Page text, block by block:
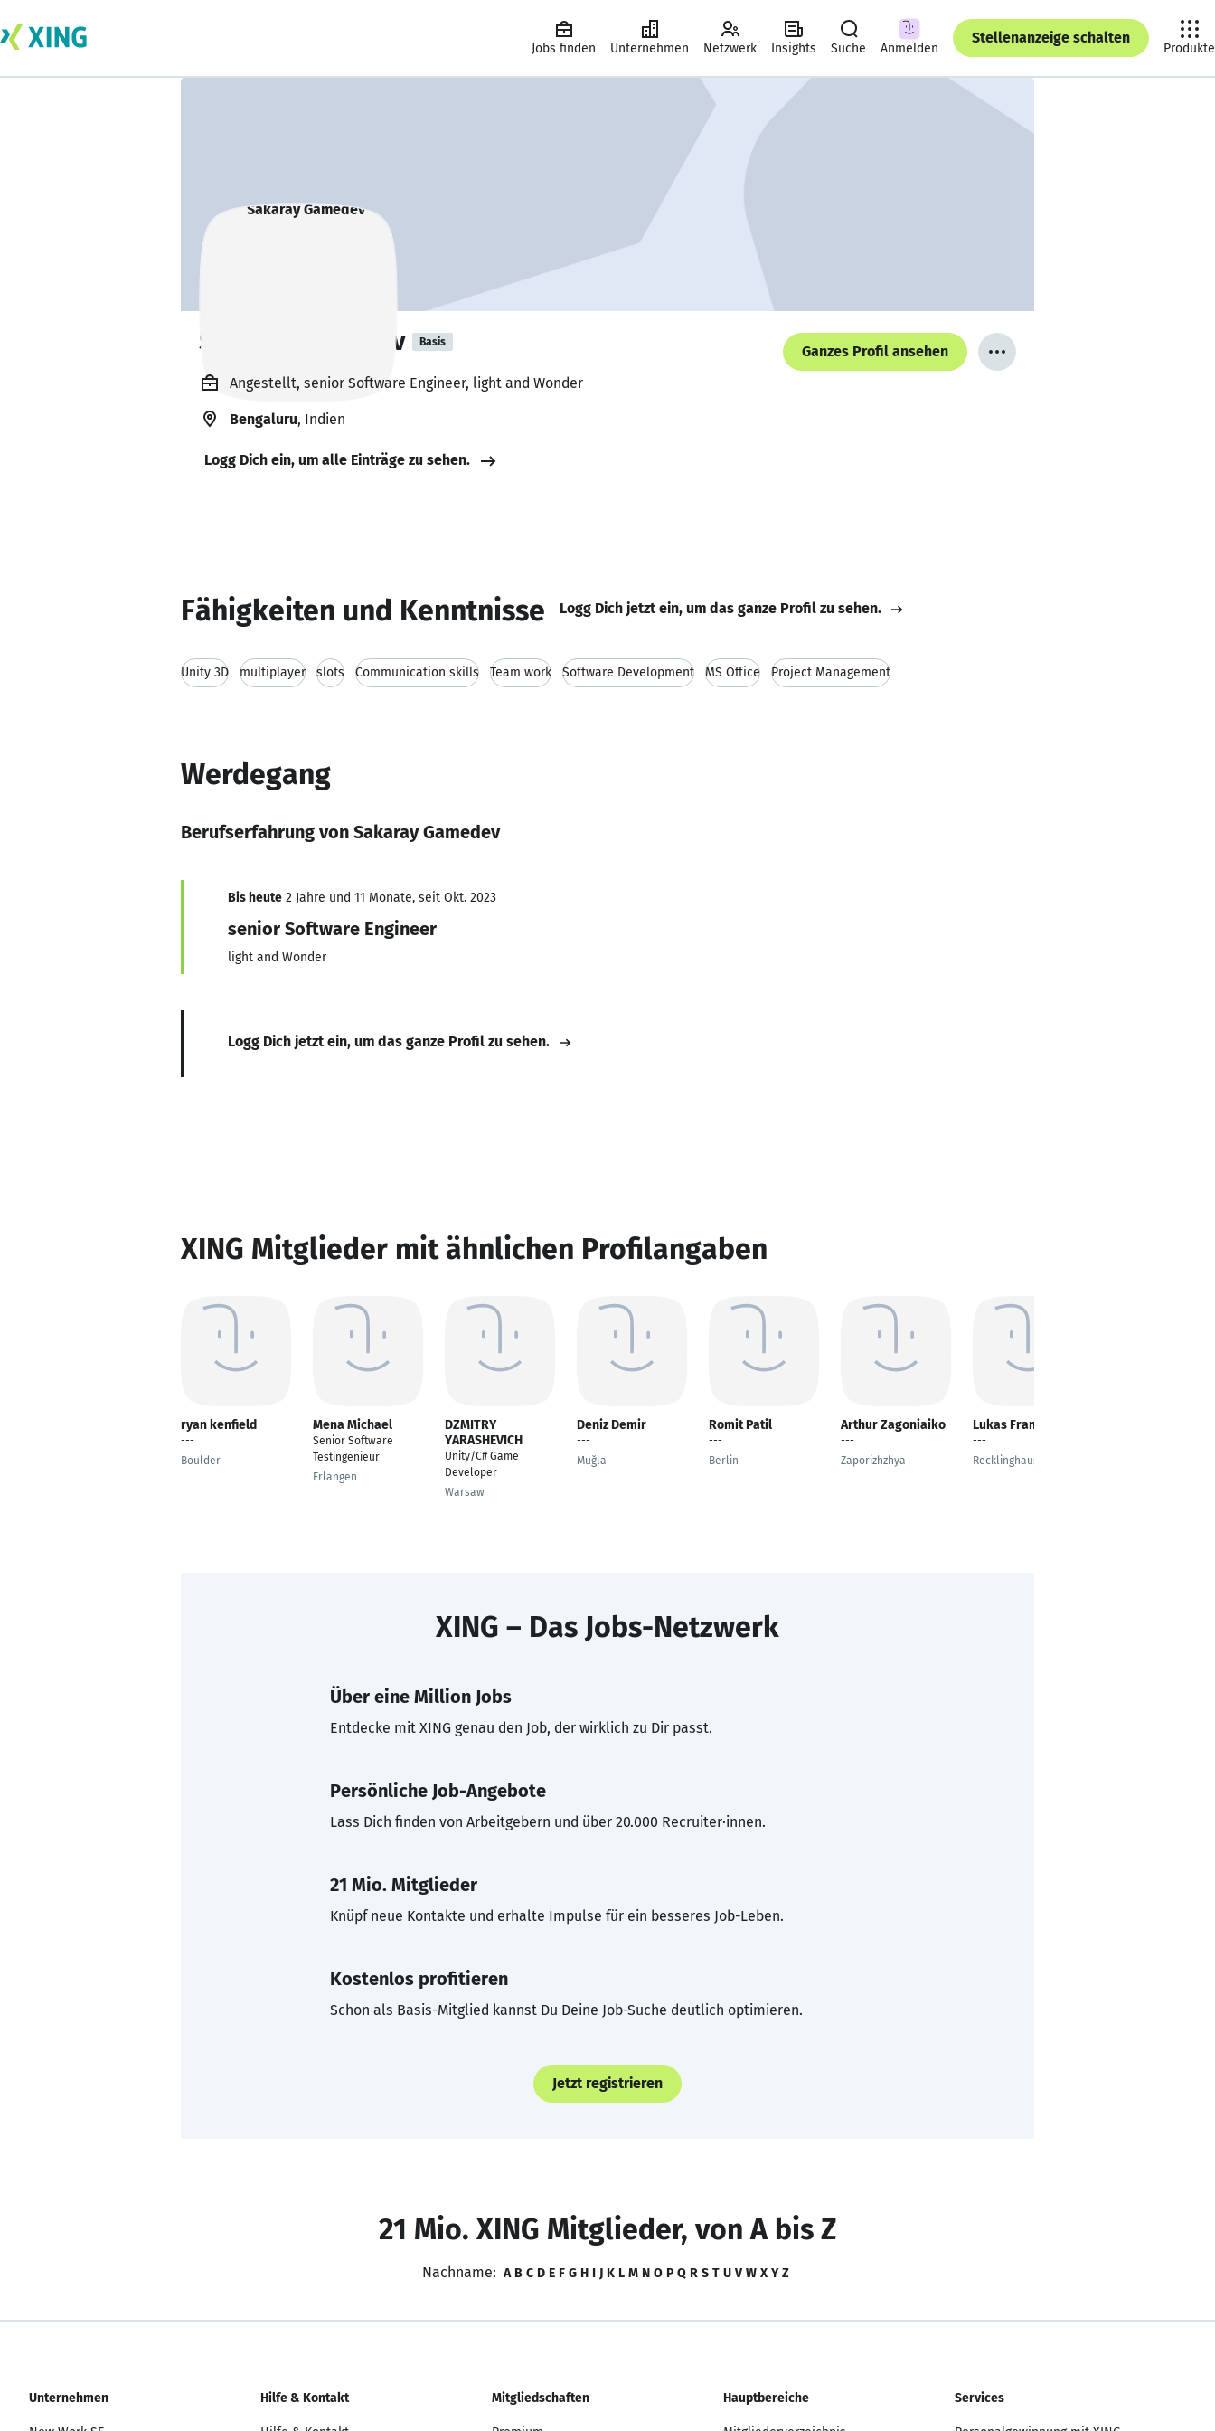
Jobs finden Unternehmen Netzwerk Insights Suche Anmelden
Stellenanzeige schalten
Produkte
Sakaray Gamedev Basis
Ganzes Profil ansehen
Angestellt, senior Software Engineer, light and Wonder
Bengaluru, Indien
Logg Dich ein, um alle Einträge zu sehen.
Fähigkeiten und Kenntnisse Logg Dich jetzt ein, um das ganze Profil zu sehen.
Unity 3D multiplayer slots Communication skills Team work Software Development MS Office Project Management
Werdegang
Berufserfahrung von Sakaray Gamedev
Bis heute 2 Jahre und 11 Monate, seit Okt. 2023
senior Software Engineer
light and Wonder
Logg Dich jetzt ein, um das ganze Profil zu sehen.
XING Mitglieder mit ähnlichen Profilangaben
ryan kenfield
---
Boulder
Mena Michael
Senior Software
Testingenieur
Erlangen
DZMITRY
YARASHEVICH
Unity/C# Game
Developer
Warsaw
Deniz Demir
---
Muğla
Romit Patil
---
Berlin
Arthur Zagoniaiko
---
Zaporizhzhya
Lukas Frank
---
Recklinghausen
XING – Das Jobs-Netzwerk
Über eine Million Jobs
Entdecke mit XING genau den Job, der wirklich zu Dir passt.
Persönliche Job-Angebote
Lass Dich finden von Arbeitgebern und über 20.000 Recruiter·innen.
21 Mio. Mitglieder
Knüpf neue Kontakte und erhalte Impulse für ein besseres Job-Leben.
Kostenlos profitieren
Schon als Basis-Mitglied kannst Du Deine Job-Suche deutlich optimieren.
Jetzt registrieren
21 Mio. XING Mitglieder, von A bis Z
Nachname: A B C D E F G H I J K L M N O P Q R S T U V W X Y Z
Unternehmen Hilfe & Kontakt Mitgliedschaften Hauptbereiche Services